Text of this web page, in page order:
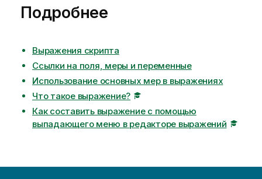
р
м
ц
и
Подробнее
Выражения скрипта
Ссылки на поля, меры и переменные
Использование основных мер в выражениях
Что такое выражение?
Как составить выражение с помощью
выпадающего меню в редакторе выражений